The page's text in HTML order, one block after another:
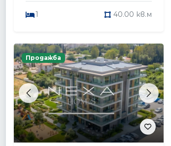
1 40.00 кв.м
Previous Next
Продажба